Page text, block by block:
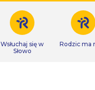
Wsłuchaj się w
Słowo
Rodzic ma